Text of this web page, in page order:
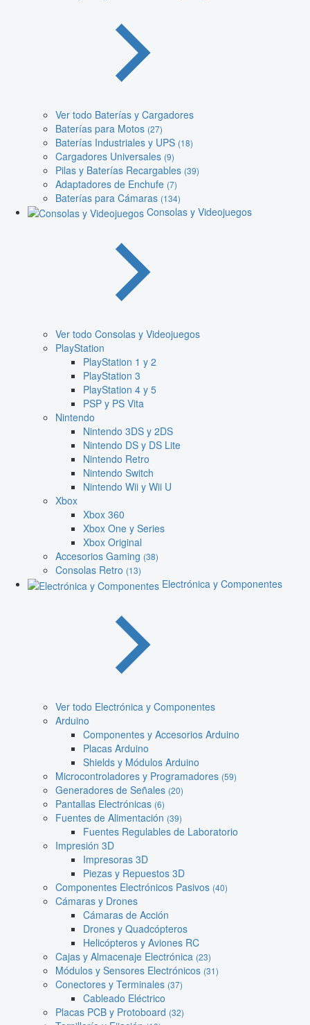
Ver todo Baterías y Cargadores
Baterías para Motos (27)
Baterías Industriales y UPS (18)
Cargadores Universales (9)
Pilas y Baterías Recargables (39)
Adaptadores de Enchufe (7)
Baterías para Cámaras (134)
Consolas y Videojuegos
Ver todo Consolas y Videojuegos
PlayStation
PlayStation 1 y 2
PlayStation 3
PlayStation 4 y 5
PSP y PS Vita
Nintendo
Nintendo 3DS y 2DS
Nintendo DS y DS Lite
Nintendo Retro
Nintendo Switch
Nintendo Wii y Wii U
Xbox
Xbox 360
Xbox One y Series
Xbox Original
Accesorios Gaming (38)
Consolas Retro (13)
Electrónica y Componentes
Ver todo Electrónica y Componentes
Arduino
Componentes y Accesorios Arduino
Placas Arduino
Shields y Módulos Arduino
Microcontroladores y Programadores (59)
Generadores de Señales (20)
Pantallas Electrónicas (6)
Fuentes de Alimentación (39)
Fuentes Regulables de Laboratorio
Impresión 3D
Impresoras 3D
Piezas y Repuestos 3D
Componentes Electrónicos Pasivos (40)
Cámaras y Drones
Cámaras de Acción
Drones y Quadcópteros
Helicópteros y Aviones RC
Cajas y Almacenaje Electrónica (23)
Módulos y Sensores Electrónicos (31)
Conectores y Terminales (37)
Cableado Eléctrico
Placas PCB y Protoboard (32)